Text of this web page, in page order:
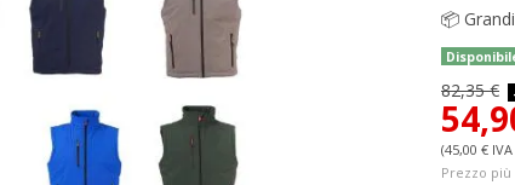
📦
82,35 €
(45,00 €
Prezzo più